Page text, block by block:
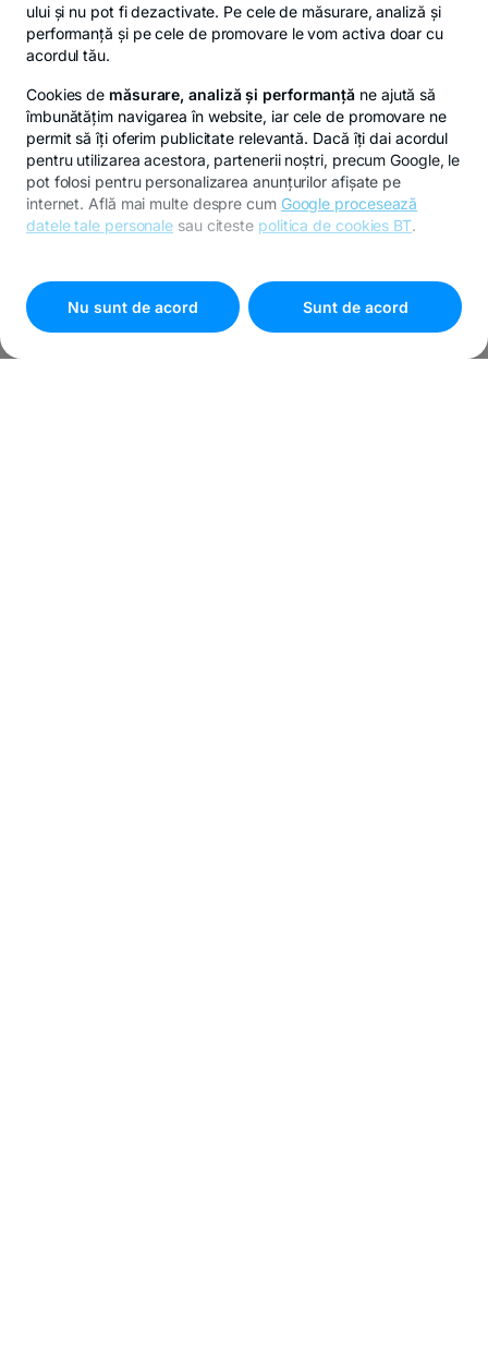
ului și nu pot fi dezactivate. Pe cele de măsurare, analiză și
performanță și pe cele de promovare le vom activa doar cu
acordul tău.
Cookies de măsurare, analiză și performanță ne ajută să
îmbunătățim navigarea în website, iar cele de promovare ne
permit să îți oferim publicitate relevantă. Dacă îți dai acordul
pentru utilizarea acestora, partenerii noștri, precum Google, le
pot folosi pentru personalizarea anunțurilor afișate pe
internet. Află mai multe despre cum Google procesează
datele tale personale sau citeste politica de cookies BT.
cookies"
Nu sunt de acord
Sunt de acord